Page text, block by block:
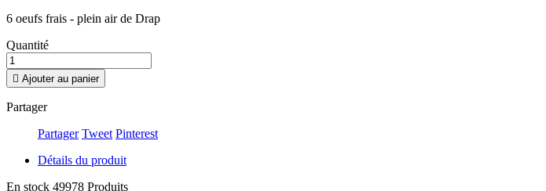
6 oeufs frais - plein air de Drap
Quantité
 Ajouter au panier
Partager
Partager Tweet Pinterest
Détails du produit
En stock 49978 Produits